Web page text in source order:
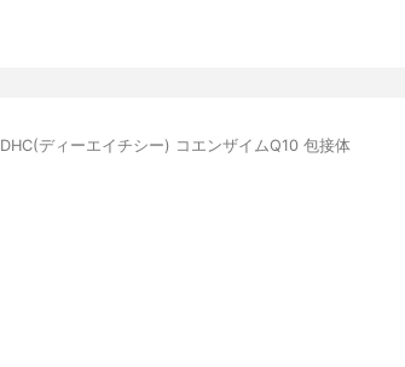
DHC(ディーエイチシー) コエンザイムQ10 包接体